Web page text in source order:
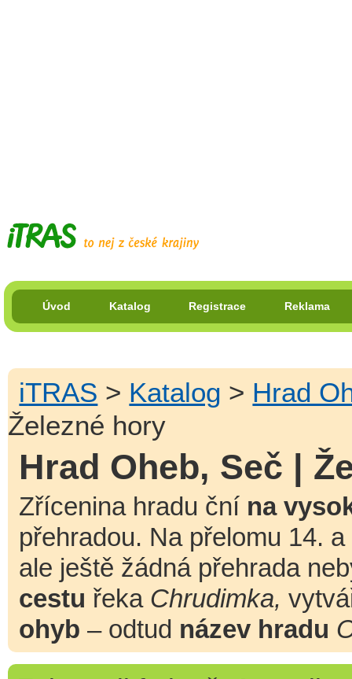
Úvod Katalog Registrace Reklama
iTRAS > Katalog > Hrad
Železné hory
Hrad Oheb, Seč |
Zřícenina hradu ční na
přehradou. Na přelomu 14.
ale ještě žádná přehrada
cestu řeka Chrudimka,
ohyb – odtud název hradu